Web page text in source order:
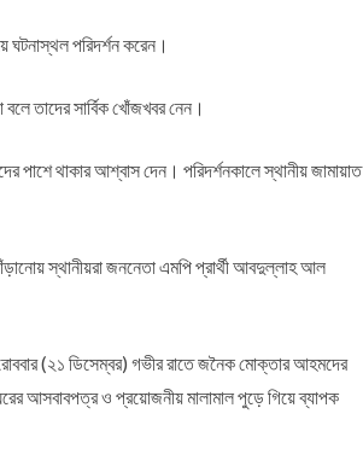
ঘটনাস্থল পরিদর্শন করেন।
তাদের সার্বিক খোঁজখবর নেন।
পাশে থাকার আশ্বাস দেন। পরিদর্শনকালে স্থানীয় জামায়াত
স্থানীয়রা জননেতা এমপি প্রার্থী আবদুল্লাহ আল
রোববার (২১ ডিসেম্বর) গভীর রাতে জনৈক মোক্তার আহমদের
আসবাবপত্র ও প্রয়োজনীয় মালামাল পুড়ে গিয়ে ব্যাপক